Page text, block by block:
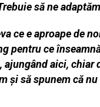
să ne
ce e aproape de
pentru ce
ajungând aici,
și să spunem că